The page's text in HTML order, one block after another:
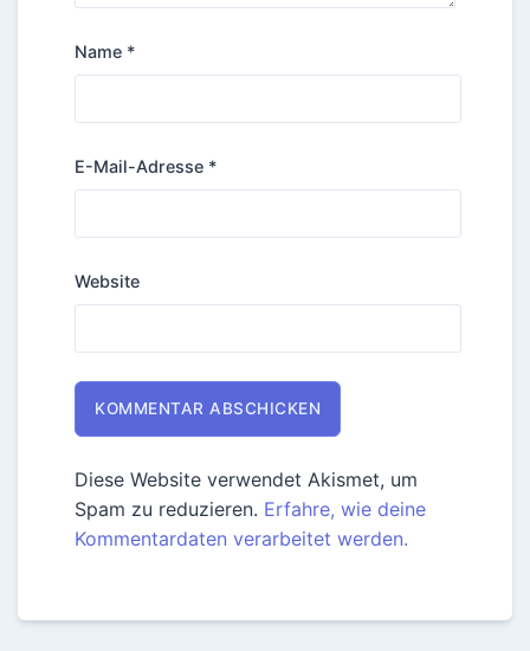
Name *
E-Mail-Adresse *
Website
Diese Website verwendet Akismet, um
Spam zu reduzieren. Erfahre, wie deine
Kommentardaten verarbeitet werden.